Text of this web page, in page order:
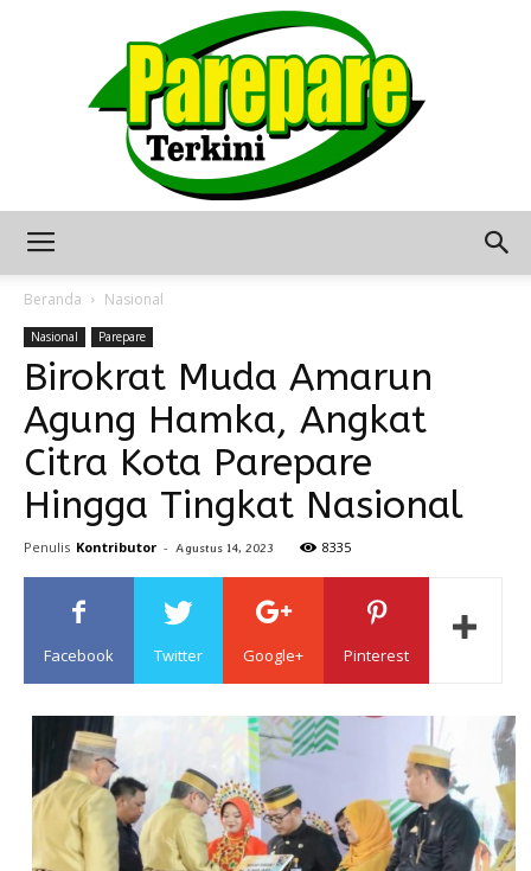
Terkini
Seputar
Sulawesi
Beranda Nasional
Nasional Parepare
Birokrat Muda Amarun
Agung Hamka, Angkat
Citra Kota Parepare
Hingga Tingkat Nasional
Penulis Kontributor - Agustus 14, 2023 8335
Facebook Twitter Google+ Pinterest